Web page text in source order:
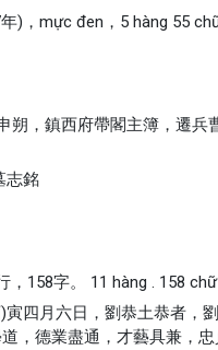
)，mực đen，5 hàng 55 chữ
朔，鎮西府帶閣主簿，遷
志銘
，158字。 11 hàng . 158 chữ
四月六日，劉恭土恭者
，德業盡通，才藝具兼，